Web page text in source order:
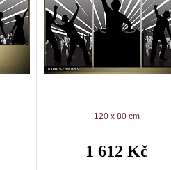
120 x 80 cm
1 612 Kč